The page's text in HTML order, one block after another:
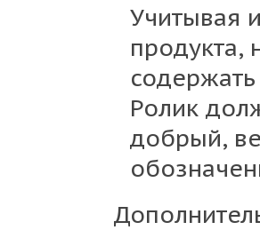
Учитывая
продукта,
Ролик
добрый,